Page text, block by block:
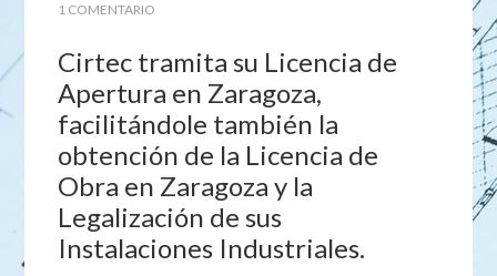
1 COMENTARIO
Cirtec tramita su Licencia de
Apertura en Zaragoza,
facilitándole también la
obtención de la Licencia de
Obra en Zaragoza y la
Legalización de sus
Instalaciones Industriales.